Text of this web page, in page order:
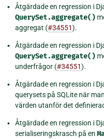
Åtgärdade en regression i
QuerySet.aggregate()
aggregat (#34551).
Åtgärdade en regression i
QuerySet.aggregate()
underfrågor (#34551).
Åtgärdade en regression i
querysets på SQLite när
värden utanför det
Åtgärdade en regression i
serialiseringskrasch på en